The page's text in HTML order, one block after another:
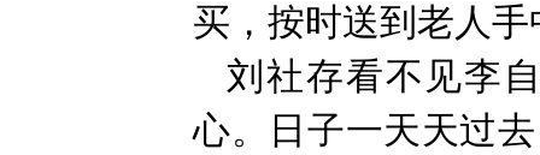
买，按时送到老人手
刘社存看不见李
心。日子一天天过